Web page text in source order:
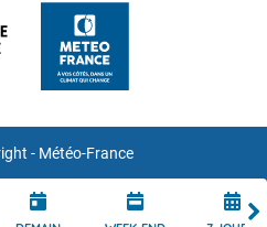
- Météo-France